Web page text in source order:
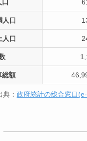
人口
人口
総額
典： 政府統計の総合窓口